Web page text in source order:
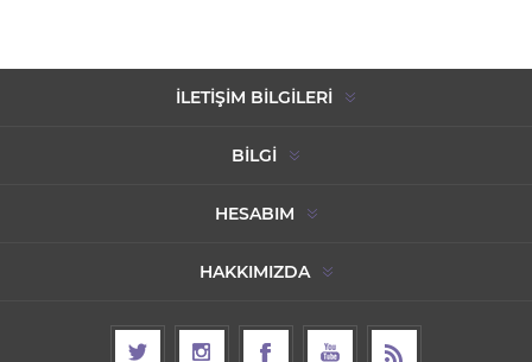
İLETIŞIM BILGILERI
BILGI
HESABIM
HAKKIMIZDA